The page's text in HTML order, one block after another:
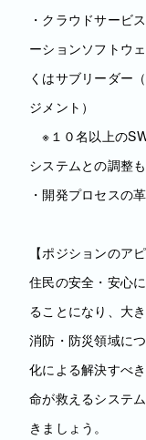
・クラウドサービ
ーションソフトウ
くはサブリーダー
ジメント）
※１０名以上の
システムとの調整
・開発プロセスの
【ポジションのア
住民の安全・安心
ることになり、大
消防・防災領域に
化による解決すべ
命が救えるシステ
きましょう。